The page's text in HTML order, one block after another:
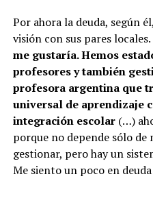
Por ahora la deuda, según
visión con sus pares locales.
me gustaría. Hemos
profesores y también
profesora argentina que
universal de aprendizaje
integración escolar(…)
porque no depende sólo de
gestionar, pero hay un
Me siento un poco en